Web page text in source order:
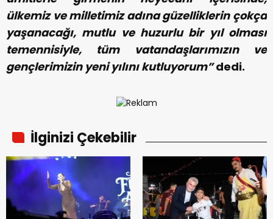
ülkemiz ve milletimiz adına güzelliklerin çokça
yaşanacağı, mutlu ve huzurlu bir yıl olması
temennisiyle, tüm vatandaşlarımızın ve
gençlerimizin yeni yılını kutluyorum”dedi.
İlginizi Çekebilir